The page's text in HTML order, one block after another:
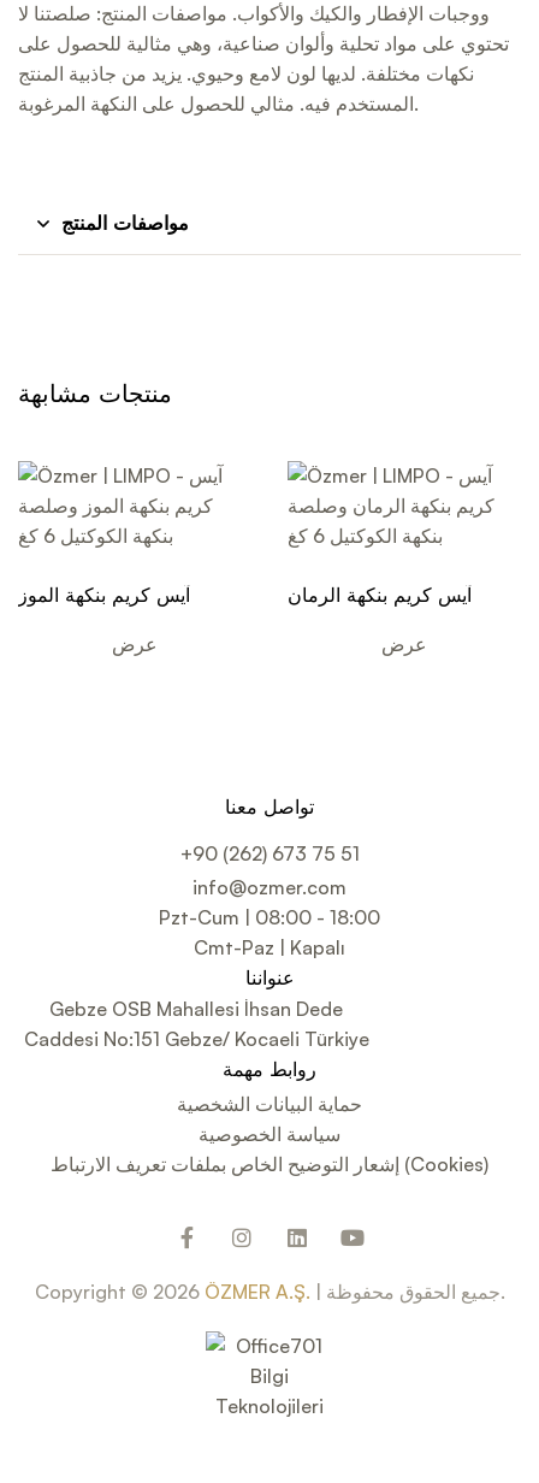
ووجبات الإفطار والكيك والأكواب. مواصفات المنتج: صلصتنا لا
تحتوي على مواد تحلية وألوان صناعية، وهي مثالية للحصول على
نكهات مختلفة. لديها لون لامع وحيوي. يزيد من جاذبية المنتج
المستخدم فيه. مثالي للحصول على النكهة المرغوبة.
مواصفات المنتج
منتجات مشابهة
آيس كريم بنكهة الموز
عرض
آيس كريم بنكهة الرمان
عرض
تواصل معنا
+90 (262) 673 75 51
info@ozmer.com
Pzt-Cum | 08:00 - 18:00
Cmt-Paz | Kapalı
عنواننا
Gebze OSB Mahallesi İhsan Dede
Caddesi No:151 Gebze/ Kocaeli Türkiye
روابط مهمة
حماية البيانات الشخصية
سياسة الخصوصية
إشعار التوضيح الخاص بملفات تعريف الارتباط (Cookies)
Copyright © 2026 ÖZMER A.Ş. | جميع الحقوق محفوظة.